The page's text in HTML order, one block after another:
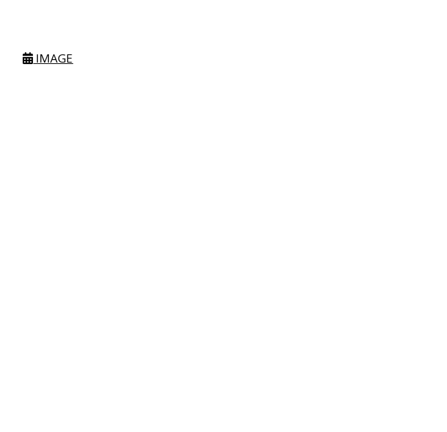
IMAGE